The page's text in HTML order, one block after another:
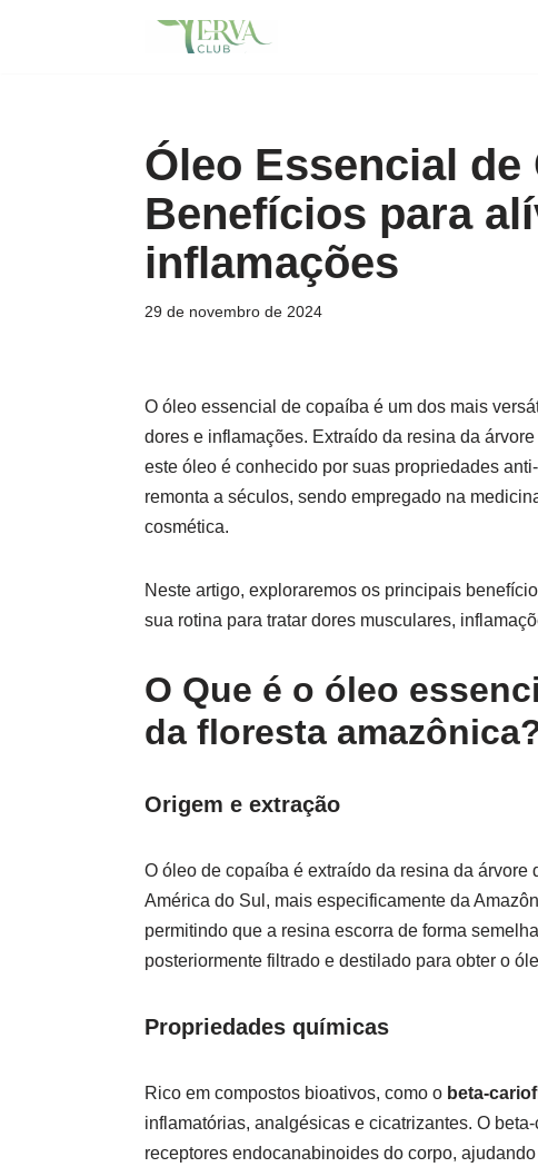
Óleo Essencial de
Benefícios para
inflamações
29 de novembro de 2024
O óleo essencial de copaíba é um dos mais
dores e inflamações. Extraído da resina da
este óleo é conhecido por suas propriedades
remonta a séculos, sendo empregado na
cosmética.
Neste artigo, exploraremos os principais
sua rotina para tratar dores musculares,
O Que é o óleo
da floresta
Origem e extração
O óleo de copaíba é extraído da resina da árvore
América do Sul, mais especificamente da
permitindo que a resina escorra de forma
posteriormente filtrado e destilado para obter o
Propriedades químicas
Rico em compostos bioativos, como o beta-
inflamatórias, analgésicas e cicatrizantes. O
receptores endocanabinoides do corpo,